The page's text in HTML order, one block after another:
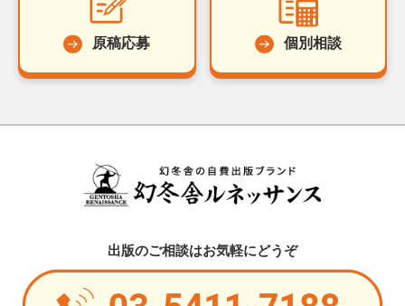
原稿応募 個別相談
出版のご相談はお気軽にどうぞ